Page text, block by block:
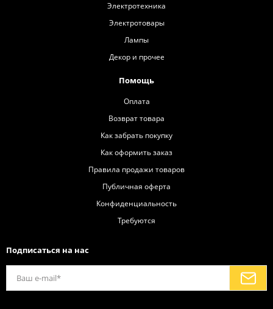
Электротехника
Электротовары
Лампы
Декор и прочее
Помощь
Оплата
Возврат товара
Как забрать покупку
Как оформить заказ
Правила продажи товаров
Публичная оферта
Конфиденциальность
Требуются
Подписаться на нас